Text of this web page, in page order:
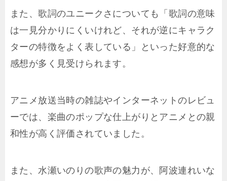
また、歌詞のユニークさについても「歌詞の意味
は一見分かりにくいけれど、それが逆にキャラク
ターの特徴をよく表している」といった好意的な
感想が多く見受けられます。
アニメ放送当時の雑誌やインターネットのレビュ
ーでは、楽曲のポップな仕上がりとアニメとの親
和性が高く評価されていました。
また、水瀬いのりの歌声の魅力が、阿波連れいな